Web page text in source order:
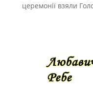
церемонії взяли